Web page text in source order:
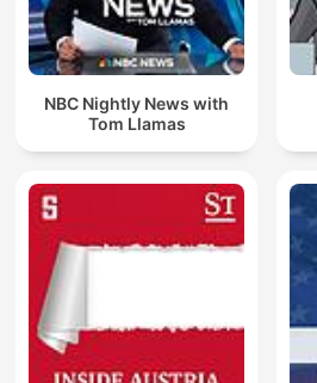
NBC Nightly News with
Tom Llamas